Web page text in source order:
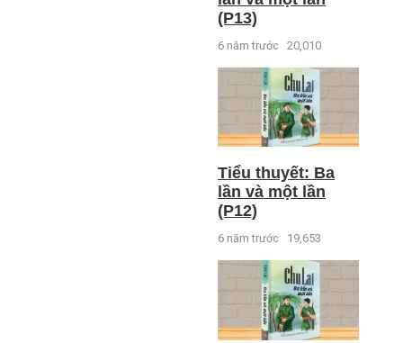
(P13)
6 năm trước 20,010
Tiểu thuyết: Ba
lần và một lần
(P12)
6 năm trước 19,653